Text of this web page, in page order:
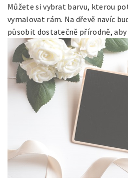
Můžete si vybrat barvu, kterou
vymalovat rám. Na dřevě navíc
působit dostatečně přírodně,